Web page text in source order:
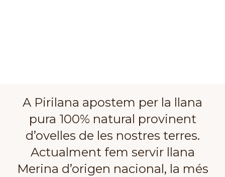
A Pirilana apostem per la llana
pura 100% natural provinent
d’ovelles de les nostres terres.
Actualment fem servir llana
Merina d’origen nacional, la més